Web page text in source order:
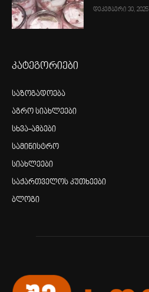
დეკემბერი 30, 2025
კატეგორიები
საზოგადოება
აგრო სიახლეები
სხვა-ამბები
სამინისტრო
სიახლეები
საქართველოს კუთხეები
ბლოგი